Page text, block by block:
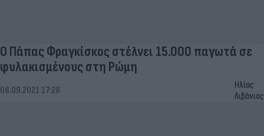
O Πάπας Φραγκίσκος στέλνει 15.000 παγωτά σε
φυλακισμένους στη Ρώμη
08.09.2021 17:28
Ηλίας
Λιβάνιος